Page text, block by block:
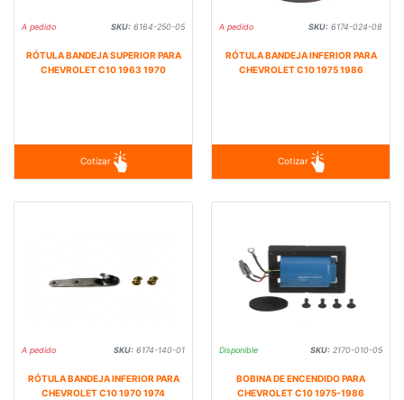
A pedido SKU: 6164-250-05
RÓTULA BANDEJA SUPERIOR PARA
CHEVROLET C10 1963 1970
Cotizar
A pedido SKU: 6174-024-08
RÓTULA BANDEJA INFERIOR PARA
CHEVROLET C10 1975 1986
Cotizar
A pedido SKU: 6174-140-01
RÓTULA BANDEJA INFERIOR PARA
CHEVROLET C10 1970 1974
Disponible SKU: 2170-010-05
BOBINA DE ENCENDIDO PARA
CHEVROLET C10 1975-1986